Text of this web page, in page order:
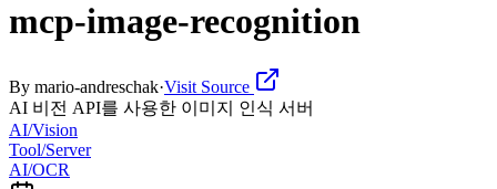
mcp-image-recognition
By mario-andreschak·Visit Source
AI 비전 API를 사용한 이미지 인식 서버
AI/Vision
Tool/Server
AI/OCR